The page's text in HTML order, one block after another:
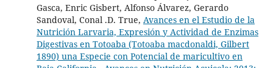
Gasca, Enric Gisbert, Alfonso Álvarez, Gerardo
Sandoval, Conal .D. True, Avances en el Estudio de la
Nutrición Larvaria, Expresión y Actividad de Enzimas
Digestivas en Totoaba (Totoaba macdonaldi, Gilbert
1890) una Especie con Potencial de maricultivo en